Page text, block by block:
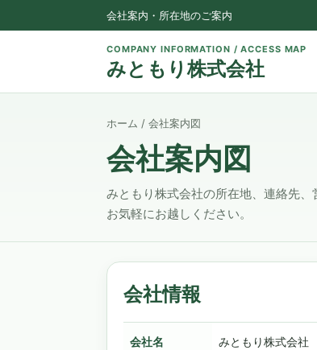
会社案内・所在地のご案内
COMPANY INFORMATION / ACCESS MAP
みともり株式会社
ホーム / 会社案内図
会社案内図
みともり株式会社の所在地、連絡先
お気軽にお越しください。
会社情報
会社名 みともり株式会社